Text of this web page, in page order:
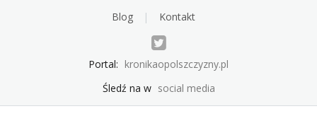
Blog Kontakt
Portal: kronikaopolszczyzny.pl
Śledź na w social media